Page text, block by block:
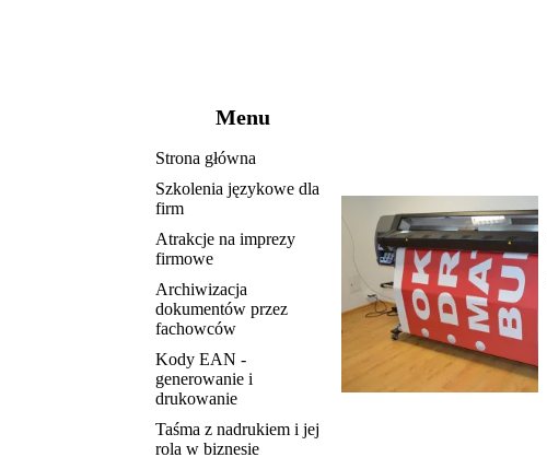
Menu
Strona główna
Szkolenia językowe dla
firm
Atrakcje na imprezy
firmowe
Archiwizacja
dokumentów przez
fachowców
Kody EAN -
generowanie i
drukowanie
Taśma z nadrukiem i jej
rola w biznesie